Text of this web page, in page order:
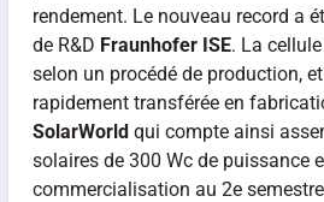
rendement. Le nouveau record a
de R&D Fraunhofer ISE. La
selon un procédé de production,
rapidement transférée en
SolarWorldqui compte ainsi
solaires de 300 Wc de puissance
commercialisation au 2e